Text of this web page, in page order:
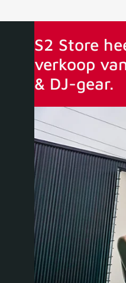
Echte winkel +35 jaar
S2 Store
verkoop
& DJ-gear.